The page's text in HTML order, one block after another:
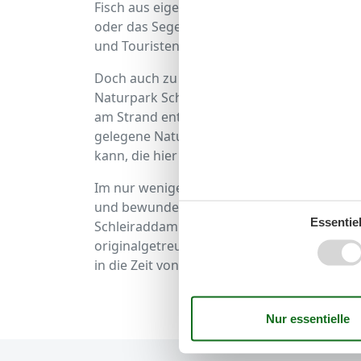
Fisch aus eigenem Fang der heimischen
oder das Segeln erlernen. Das Wasser ist
und Touristen gleichermaßen.
Doch auch zu Lande gibt es genug zu
Naturpark Schlei radeln, in dessen
am Strand entlang und bieten herrliche
gelegene Naturschutzgebiet Geltinger
kann, die hier zur Landschaftspflege
Im nur wenige Kilometer von Rückeberg
und bewundert die schöne St. Nicolai-
Schleiraddampfer MS Schlei Prinzess und
originalgetreue Nachbildung eines alten
in die Zeit von Tom Sawyer und